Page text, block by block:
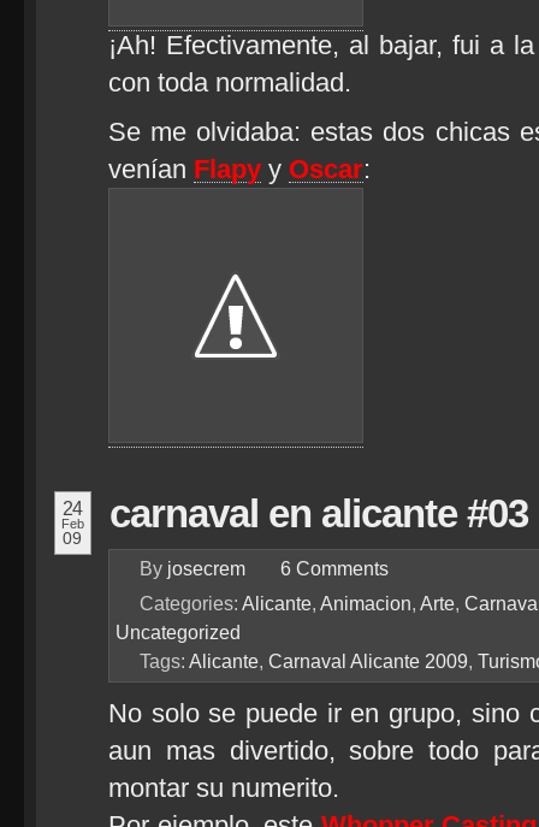
¡Ah! Efectivamente, al bajar, fui a
con toda normalidad.
Se me olvidaba: estas dos chicas
venían Flapy y Oscar:
24
Feb
09
carnaval en alicante #03
By josecrem 6 Comments
Categories: Alicante, Animacion, Arte,
Uncategorized
Tags: Alicante, Carnaval Alicante 2009,
No solo se puede ir en grupo, sino
aun mas divertido, sobre todo
montar su numerito.